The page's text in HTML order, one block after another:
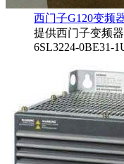
西门子G120变频
提供西门子变频
6SL3224-0BE31-